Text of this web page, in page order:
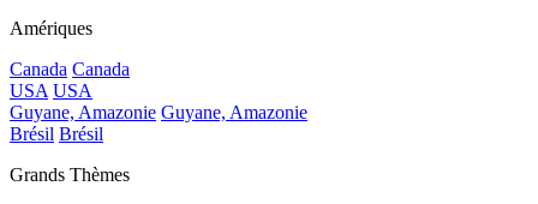
Amériques
Canada Canada
USA USA
Guyane, Amazonie Guyane, Amazonie
Brésil Brésil
Grands Thèmes